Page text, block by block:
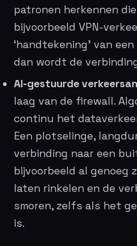
patronen herkennen
bijvoorbeeld VPN-
‘handtekening’ van
dan wordt de
AI-gestuurde
laag van de firewall.
continu het
Een plotselinge,
verbinding naar een
bijvoorbeeld al genoeg
laten rinkelen en de
smoren, zelfs als het
is.